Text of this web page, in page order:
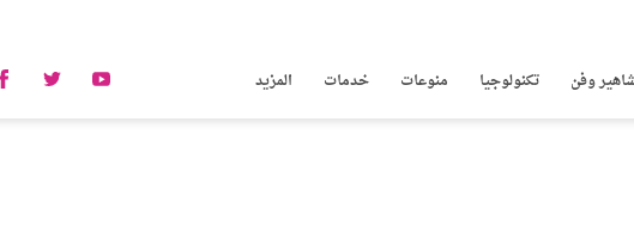
وفن تكنولوجيا منوعات خدمات المزيد